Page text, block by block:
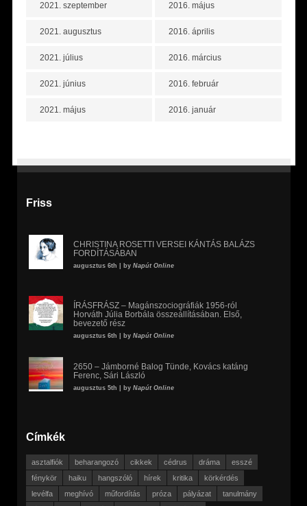
2021. szeptember
2021. augusztus
2021. július
2021. június
2021. május
2016. május
2016. április
2016. március
2016. február
2016. január
Friss
CHRISTINA ROSETTI VERSEI KÁNTÁS BALÁZS
FORDÍTÁSÁBAN
augusztus 6th | by Napút Online
ÍRÁSFRÁSZ – Magánszociográfiák 1956-ról
Horváth Júlia Borbála összeállításában. Első,
bevezető rész
augusztus 6th | by Napút Online
2650 – Jámborné Balog Tünde, Kovács katáng
Ferenc, Sári László
augusztus 5th | by Napút Online
Címkék
asztalfiók beharangozó cikkek cédrus dráma
esszé
fénykör
haiku hangszóló hírek kritika
körkérdés
levélfa
meghívó műfordítás próza pályázat
tanulmány